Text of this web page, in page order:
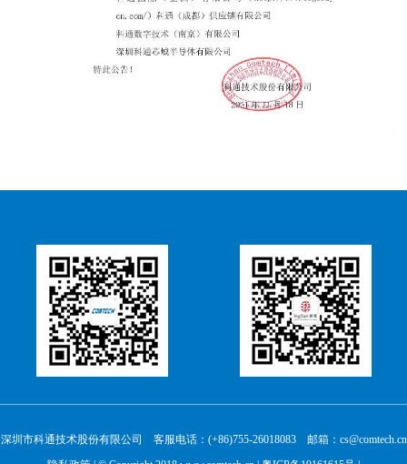
深圳市科通技术股份有限公司 客服电话：(+86)755-26018083 邮箱：cs@comtech.cn